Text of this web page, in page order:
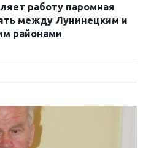
работу паромная
между Лунинецким и
районами